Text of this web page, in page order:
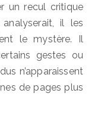
un recul critique
il les
le mystère. Il
gestes ou
n’apparaissent
de pages plus